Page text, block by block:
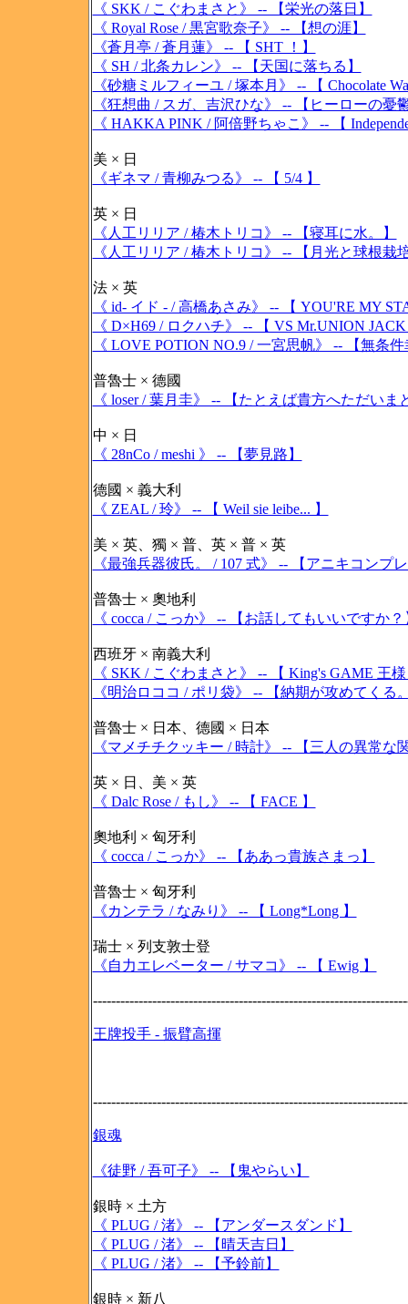
《 SKK / こぐわまさと》 -- 【栄光の落日】
《 Royal Rose / 黒宮歌奈子》 -- 【想の涯】
《蒼月亭 / 蒼月蓮》 -- 【 SHT ！】
《 SH / 北条カレン》 -- 【天国に落ちる】
《砂糖ミルフィーユ / 塚本月》 -- 【 Chocolate
《狂想曲 / スガ、吉沢ひな》 -- 【ヒーローの憂
《 HAKKA PINK / 阿倍野ちゃこ》 -- 【
美 × 日
《ギネマ / 青柳みつる》 -- 【 5/4 】
英 × 日
《人工リリア / 椿木トリコ》 -- 【寝耳に水。】
《人工リリア / 椿木トリコ》 -- 【月光と球根栽
法 × 英
《 id- イド - / 高橋あさみ》 -- 【 YOU'RE MY
《 D×H69 / ロクハチ》 -- 【 VS Mr.UNION
《 LOVE POTION NO.9 / 一宮思帆》 -- 【無条
普魯士 × 德國
《 loser / 葉月圭》 -- 【たとえば貴方へただい
中 × 日
《 28nCo / meshi 》 -- 【夢見路】
德國 × 義大利
《 ZEAL / 玲》 -- 【 Weil sie leibe... 】
美 × 英、獨 × 普、英 × 普 × 英
《最強兵器彼氏。 / 107 式》 -- 【アニキコンプ
普魯士 × 奧地利
《 cocca / こっか》 -- 【お話してもいいですか？
西班牙 × 南義大利
《 SKK / こぐわまさと》 -- 【 King's GAME 王
《明治ロココ / ポリ袋》 -- 【納期が攻めてくる
普魯士 × 日本、德國 × 日本
《マメチチクッキー / 時計》 -- 【三人の異常な
英 × 日、美 × 英
《 Dalc Rose / もし》 -- 【 FACE 】
奧地利 × 匈牙利
《 cocca / こっか》 -- 【ああっ貴族さまっ】
普魯士 × 匈牙利
《カンテラ / なみり》 -- 【 Long*Long 】
瑞士 × 列支敦士登
《自力エレベーター / サマコ》 -- 【 Ewig 】
王牌投手 - 振臂高揮
銀魂
《徒野 / 吾可子》 -- 【鬼やらい】
銀時 × 土方
《 PLUG / 渚》 -- 【アンダースダンド】
《 PLUG / 渚》 -- 【晴天吉日】
《 PLUG / 渚》 -- 【予鈴前】
銀時 × 新八